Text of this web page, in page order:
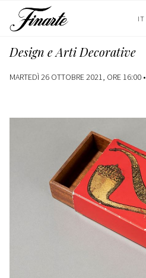
IT
Design e Arti Decorative
MARTEDÌ 26 OTTOBRE 2021, ORE 16:00 •